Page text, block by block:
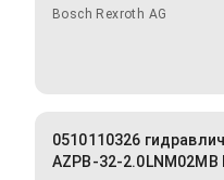
Bosch Rexroth AG
0510110326
AZPB-32-